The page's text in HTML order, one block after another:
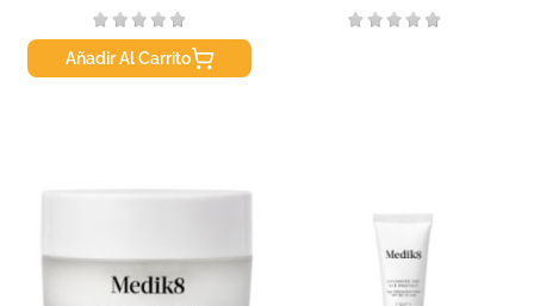
Añadir Al Carrito